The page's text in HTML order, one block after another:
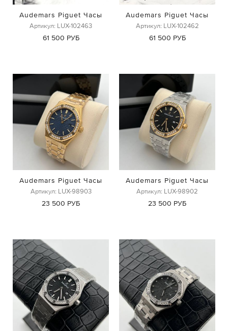
Audemars Piguet Часы
Артикул: LUX-102463
61 500 РУБ
Audemars Piguet Часы
Артикул: LUX-102462
61 500 РУБ
Audemars Piguet Часы
Артикул: LUX-98903
23 500 РУБ
Audemars Piguet Часы
Артикул: LUX-98902
23 500 РУБ